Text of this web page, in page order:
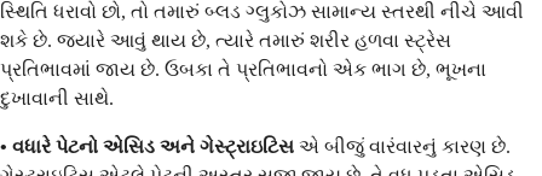
સ્થિતિ ધરાવો છો, તો તમારું બ્લડ ગ્લુકોઝ સામાન્ય સ્તરથી નીચે આવી
શકે છે. જ્યારે આવું થાય છે, ત્યારે તમારું શરીર હળવા સ્ટ્રેસ
પ્રતિભાવમાં જાય છે. ઉબકા તે પ્રતિભાવનો એક ભાગ છે, ભૂખના
દુખાવાની સાથે.
• વધારે પેટનો એસિડ અને ગેસ્ટ્રાઇટિસ એ બીજું વારંવારનું કારણ છે.